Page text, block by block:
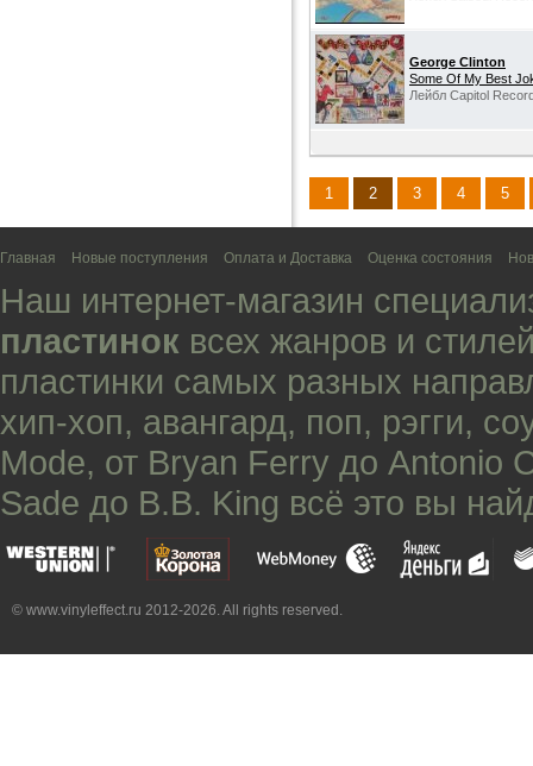
George Clinton
Some Of My Best
Лейбл Capitol
1 2 3 4 5
Главная Новые поступления Оплата и Доставка Оценка состояния
Наш интернет-магазин
пластинок всех жанров и
пластинки самых разных
хип-хоп, авангард, поп, рэгги,
Mode, от Bryan Ferry до Antonio
Sade до B.B. King всё это вы
© www.vinyleffect.ru 2012-2026. All rights reserved.